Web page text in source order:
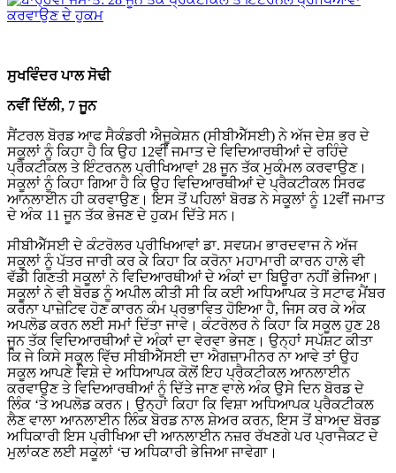
ਸੁਖਵਿੰਦਰ ਪਾਲ ਸੋਢੀ
ਨਵੀਂ ਦਿੱਲੀ, 7 ਜੂਨ
ਸੈਂਟਰਲ ਬੋਰਡ ਆਫ ਸੈਕੰਡਰੀ ਐਜੂਕੇਸ਼ਨ (ਸੀਬੀਐੱਸਈ) ਨੇ ਅੱਜ ਦੇਸ਼ ਭਰ ਦੇ
ਸਕੂਲਾਂ ਨੂੰ ਕਿਹਾ ਹੈ ਕਿ ਉਹ 12ਵੀਂ ਜਮਾਤ ਦੇ ਵਿਦਿਆਰਥੀਆਂ ਦੇ ਰਹਿੰਦੇ
ਪ੍ਰੈਕਟੀਕਲ ਤੇ ਇੰਟਰਨਲ ਪ੍ਰੀਖਿਆਵਾਂ 28 ਜੂਨ ਤੱਕ ਮੁਕੰਮਲ ਕਰਵਾਉਣ।
ਸਕੂਲਾਂ ਨੂੰ ਕਿਹਾ ਗਿਆ ਹੈ ਕਿ ਉਹ ਵਿਦਿਆਰਥੀਆਂ ਦੇ ਪ੍ਰੈਕਟੀਕਲ ਸਿਰਫ
ਆਨਲਾਈਨ ਹੀ ਕਰਵਾਉਣ। ਇਸ ਤੋਂ ਪਹਿਲਾਂ ਬੋਰਡ ਨੇ ਸਕੂਲਾਂ ਨੂੰ 12ਵੀਂ ਜਮਾਤ
ਦੇ ਅੰਕ 11 ਜੂਨ ਤੱਕ ਭੇਜਣ ਦੇ ਹੁਕਮ ਦਿੱਤੇ ਸਨ।
ਸੀਬੀਐੱਸਈ ਦੇ ਕੰਟਰੋਲਰ ਪ੍ਰੀਖਿਆਵਾਂ ਡਾ. ਸਵਯਮ ਭਾਰਦਵਾਜ ਨੇ ਅੱਜ
ਸਕੂਲਾਂ ਨੂੰ ਪੱਤਰ ਜਾਰੀ ਕਰ ਕੇ ਕਿਹਾ ਕਿ ਕਰੋਨਾ ਮਹਾਮਾਰੀ ਕਾਰਨ ਹਾਲੇ ਵੀ
ਵੱਡੀ ਗਿਣਤੀ ਸਕੂਲਾਂ ਨੇ ਵਿਦਿਆਰਥੀਆਂ ਦੇ ਅੰਕਾਂ ਦਾ ਬਿਊਰਾ ਨਹੀਂ ਭੇਜਿਆ।
ਸਕੂਲਾਂ ਨੇ ਵੀ ਬੋਰਡ ਨੂੰ ਅਪੀਲ ਕੀਤੀ ਸੀ ਕਿ ਕਈ ਅਧਿਆਪਕ ਤੇ ਸਟਾਫ ਮੈਂਬਰ
ਕਰੋਨਾ ਪਾਜ਼ੇਟਿਵ ਹੋਣ ਕਾਰਨ ਕੰਮ ਪ੍ਰਭਾਵਿਤ ਹੋਇਆ ਹੈ, ਜਿਸ ਕਰ ਕੇ ਅੰਕ
ਅਪਲੋਡ ਕਰਨ ਲਈ ਸਮਾਂ ਦਿੱਤਾ ਜਾਵੇ। ਕੰਟਰੋਲਰ ਨੇ ਕਿਹਾ ਕਿ ਸਕੂਲ ਹੁਣ 28
ਜੂਨ ਤੱਕ ਵਿਦਿਆਰਥੀਆਂ ਦੇ ਅੰਕਾਂ ਦਾ ਵੇਰਵਾ ਭੇਜਣ। ਉਨ੍ਹਾਂ ਸਪੱਸ਼ਟ ਕੀਤਾ
ਕਿ ਜੇ ਕਿਸੇ ਸਕੂਲ ਵਿੱਚ ਸੀਬੀਐੱਸਈ ਦਾ ਐਗਜ਼ਾਮੀਨਰ ਨਾ ਆਵੇ ਤਾਂ ਉਹ
ਸਕੂਲ ਆਪਣੇ ਵਿਸ਼ੇ ਦੇ ਅਧਿਆਪਕ ਕੋਲੋਂ ਇਹ ਪ੍ਰੈਕਟੀਕਲ ਆਨਲਾਈਨ
ਕਰਵਾਉਣ ਤੇ ਵਿਦਿਆਰਥੀਆਂ ਨੂੰ ਦਿੱਤੇ ਜਾਣ ਵਾਲੇ ਅੰਕ ਉਸੇ ਦਿਨ ਬੋਰਡ ਦੇ
ਲਿੰਕ ‘ਤੇ ਅਪਲੋਡ ਕਰਨ। ਉਨ੍ਹਾਂ ਕਿਹਾ ਕਿ ਵਿਸ਼ਾ ਅਧਿਆਪਕ ਪ੍ਰੈਕਟੀਕਲ
ਲੈਣ ਵਾਲਾ ਆਨਲਾਈਨ ਲਿੰਕ ਬੋਰਡ ਨਾਲ ਸ਼ੇਅਰ ਕਰਨ, ਇਸ ਤੋਂ ਬਾਅਦ ਬੋਰਡ
ਅਧਿਕਾਰੀ ਇਸ ਪ੍ਰੀਖਿਆ ਦੀ ਆਨਲਾਈਨ ਨਜ਼ਰ ਰੱਖਣਗੇ ਪਰ ਪ੍ਰਾਜੈਕਟ ਦੇ
ਮੁਲਾਂਕਣ ਲਈ ਸਕੂਲਾਂ ‘ਚ ਅਧਿਕਾਰੀ ਭੇਜਿਆ ਜਾਵੇਗਾ।